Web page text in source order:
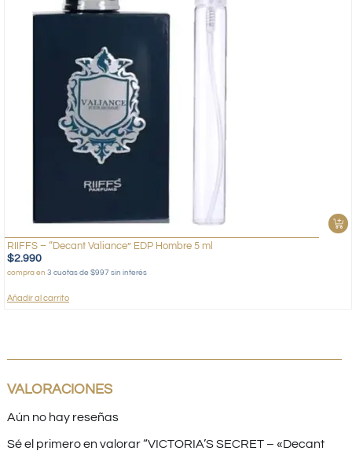
RIIFFS – “Decant Valiance” EDP Hombre 5 ml
$2.990
compra en 3 cuotas de $997 sin interés
Añadir al carrito
VALORACIONES
Aún no hay reseñas
Sé el primero en valorar “VICTORIA’S SECRET – «Decant